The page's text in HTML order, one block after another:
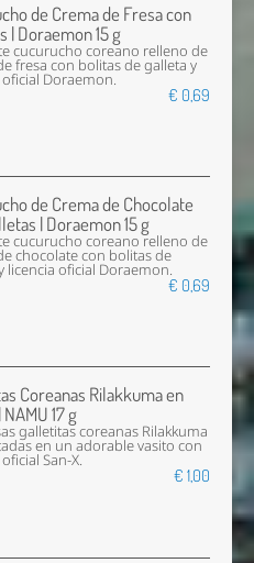
de Crema de Fresa con
| Doraemon 15 g
cucurucho coreano relleno de
fresa con bolitas de galleta y
oficial Doraemon.
€ 0,69
de Crema de Chocolate
| Doraemon 15 g
cucurucho coreano relleno de
chocolate con bolitas de
licencia oficial Doraemon.
€ 0,69
Coreanas Rilakkuma en
17 g
galletitas coreanas Rilakkuma
en un adorable vasito con
San-X.
€ 1,00